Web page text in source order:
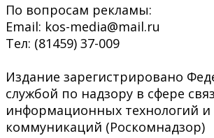
По вопросам рекламы:
Email: kos-media@mail.ru
Тел: (81459) 37-009
Издание зарегистрировано
службой по надзору в сфере
информационных технологий и
коммуникаций (Роскомнадзор)